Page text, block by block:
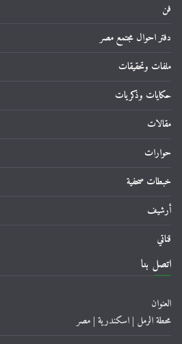
فن
دفتر احوال مجتمع مصر
ملفات وتحقيقات
حكايات وذكريات
مقالات
حوارات
خبطات صحفية
أرشيف
قناتي
اتصل بنا
العنوان
محطة الرمل | اسكندرية | مصر